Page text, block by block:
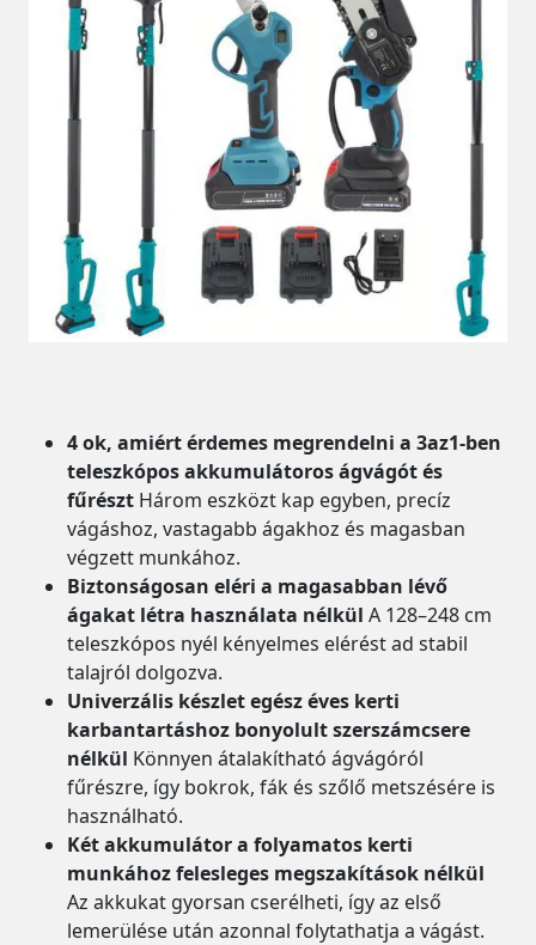
4 ok, amiért érdemes megrendelni a 3az1-ben
teleszkópos akkumulátoros ágvágót és
fűrészt Három eszközt kap egyben, precíz
vágáshoz, vastagabb ágakhoz és magasban
végzett munkához.
Biztonságosan eléri a magasabban lévő
ágakat létra használata nélkül A 128–248 cm
teleszkópos nyél kényelmes elérést ad stabil
talajról dolgozva.
Univerzális készlet egész éves kerti
karbantartáshoz bonyolult szerszámcsere
nélkül Könnyen átalakítható ágvágóról
fűrészre, így bokrok, fák és szőlő metszésére is
használható.
Két akkumulátor a folyamatos kerti
munkához felesleges megszakítások nélkül
Az akkukat gyorsan cserélheti, így az első
lemerülése után azonnal folytathatja a vágást.